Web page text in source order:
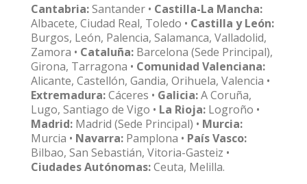
Cantabria:Santander • Castilla-La Mancha:
Albacete, Ciudad Real, Toledo • Castilla y León:
Burgos, León, Palencia, Salamanca, Valladolid,
Zamora • Cataluña: Barcelona (Sede Principal),
Girona, Tarragona • Comunidad Valenciana:
Alicante, Castellón, Gandia, Orihuela, Valencia •
Extremadura:Cáceres • Galicia:A Coruña,
Lugo, Santiago de Vigo • La Rioja: Logroño •
Madrid: Madrid (Sede Principal) • Murcia:
Murcia • Navarra: Pamplona • País Vasco:
Bilbao, San Sebastián, Vitoria-Gasteiz •
Ciudades Autónomas:Ceuta, Melilla.